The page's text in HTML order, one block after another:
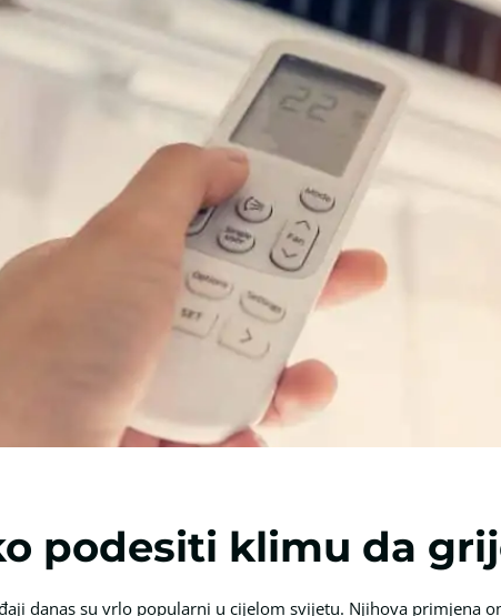
podesiti klimu da
danas su vrlo popularni u cijelom svijetu. Njihova primjena